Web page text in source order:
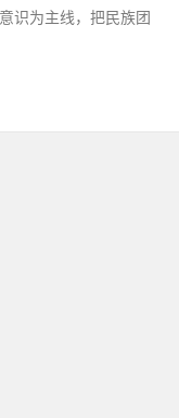
识为主线，把民族团